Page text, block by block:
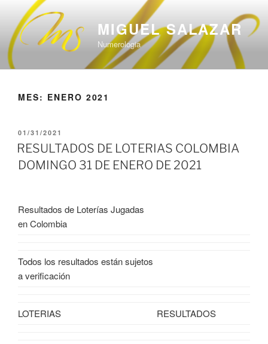
contenido
MIGUEL SALAZAR
Numerologia
MES: ENERO 2021
PUBLICADO
EL
01/31/2021
RESULTADOS DE LOTERIAS COLOMBIA
DOMINGO 31 DE ENERO DE 2021
Resultados de Loterías Jugadas
en Colombia
Todos los resultados están sujetos
a verificación
LOTERIAS RESULTADOS